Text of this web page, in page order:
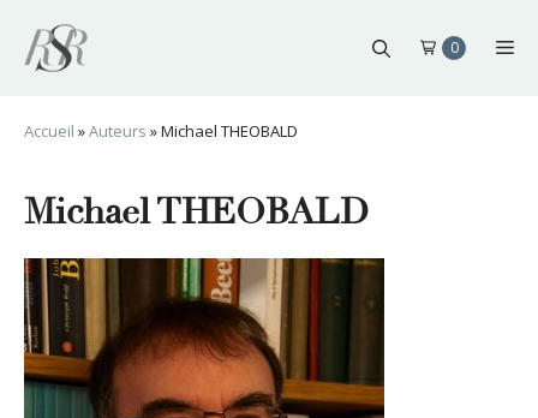
contenu
0
Accueil »Auteurs »Michael THEOBALD
Michael THEOBALD